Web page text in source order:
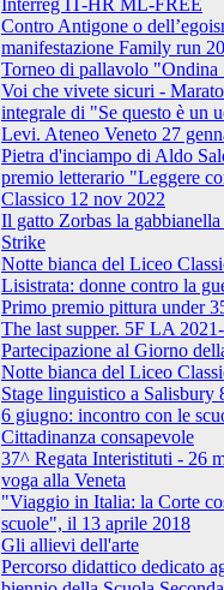
Interreg IT-HR ML-FREE
Contro Antigone o
manifestazione Family run
Torneo di pallavolo "Ondina
Voi che vivete sicuri -
integrale di "Se questo è un
Levi. Ateneo Veneto 27
Pietra d'inciampo di Aldo
premio letterario "Leggere
Classico 12 nov 2022
Il gatto Zorbas la gabbianella
Strike
Notte bianca del Liceo
Lisistrata: donne contro la
Primo premio pittura under
The last supper. 5F LA
Partecipazione al Giorno
Notte bianca del Liceo
Stage linguistico a Salisbury
6 giugno: incontro con le
Cittadinanza consapevole
37^ Regata Interistituti - 26
voga alla Veneta
"Viaggio in Italia: la Corte
scuole", il 13 aprile 2018
Gli allievi dell'arte
Percorso didattico dedicato